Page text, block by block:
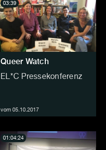
Queer Watch
EL*C Pressekonferenz
vom 05.10.2017
03:39
01:04:24